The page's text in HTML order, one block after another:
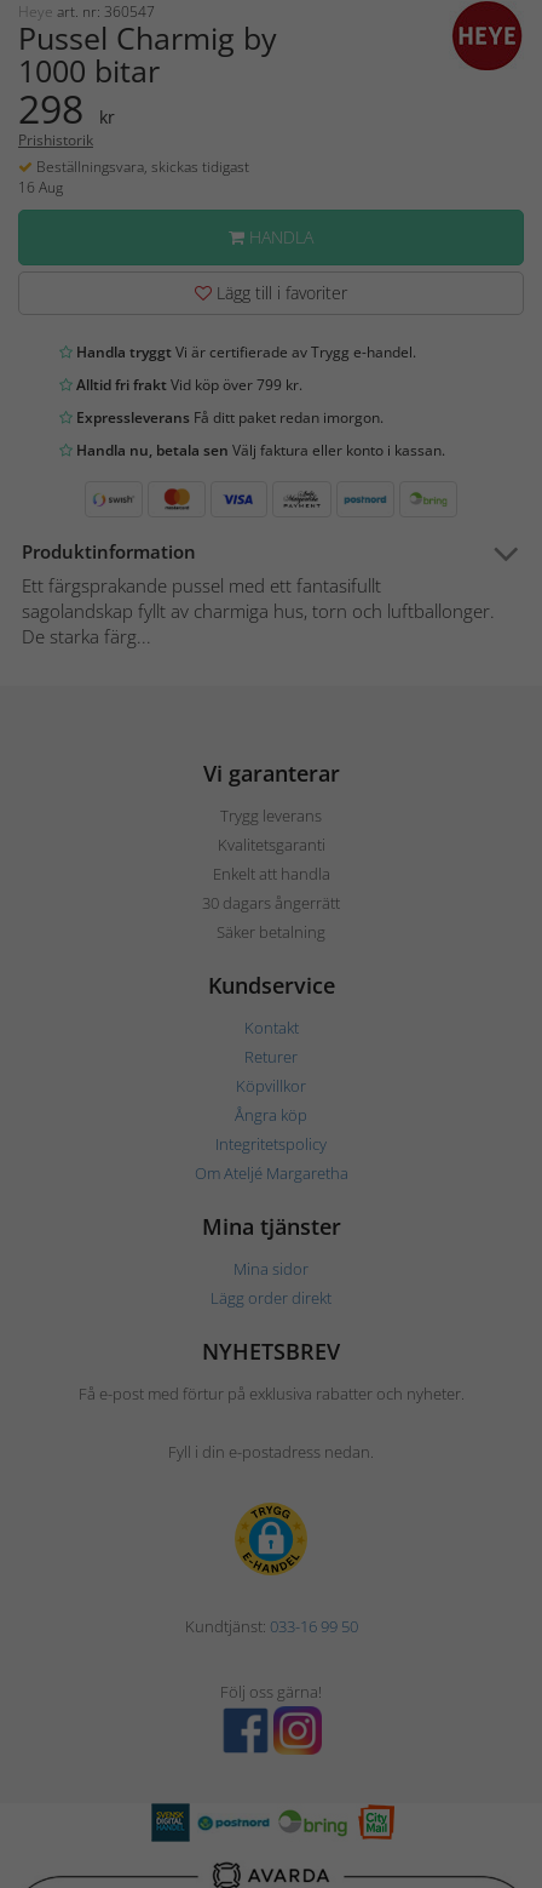
Heye art. nr: 360547
Pussel Charmig by
1000 bitar
298 kr
Prishistorik
Beställningsvara, skickas tidigast
16 Aug
HANDLA
Lägg till i favoriter
Handla tryggtVi är certifierade av Trygg e-handel.
Alltid fri fraktVid köp över 799 kr.
Expressleverans Få ditt paket redan imorgon.
Handla nu, betala sen Välj faktura eller konto i kassan.
Produktinformation
Ett färgsprakande pussel med ett fantasifullt
sagolandskap fyllt av charmiga hus, torn och luftballonger.
De starka färg...
Vi garanterar
Trygg leverans
Kvalitetsgaranti
Enkelt att handla
30 dagars ångerrätt
Säker betalning
Kundservice
Kontakt
Returer
Köpvillkor
Ångra köp
Integritetspolicy
Om Ateljé Margaretha
Mina tjänster
Mina sidor
Lägg order direkt
NYHETSBREV
Få e-post med förtur på exklusiva rabatter och nyheter.
Fyll i din e-postadress nedan.
Kundtjänst: 033-16 99 50
Följ oss gärna!